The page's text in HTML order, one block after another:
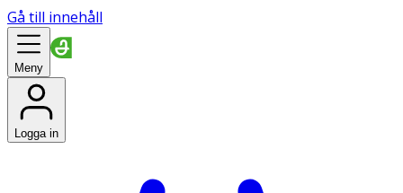
Gå till innehåll
Meny
Logga in